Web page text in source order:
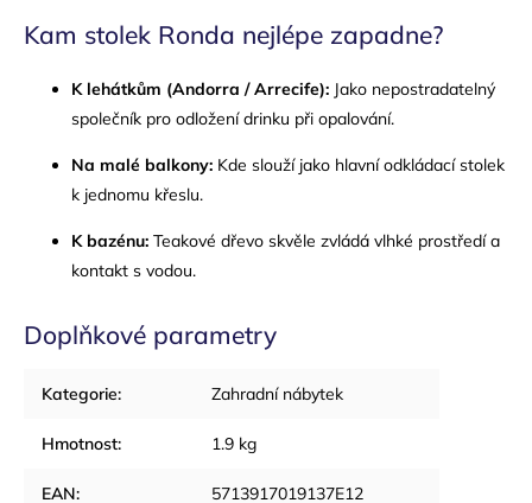
Kam stolek Ronda nejlépe zapadne?
K lehátkům (Andorra / Arrecife): Jako nepostradatelný
společník pro odložení drinku při opalování.
Na malé balkony: Kde slouží jako hlavní odkládací stolek
k jednomu křeslu.
K bazénu: Teakové dřevo skvěle zvládá vlhké prostředí a
kontakt s vodou.
Doplňkové parametry
Kategorie: Zahradní nábytek
Hmotnost: 1.9 kg
EAN: 5713917019137E12